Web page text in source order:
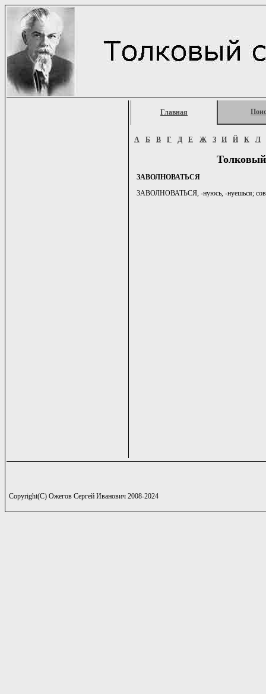
Главная
А Б В Г Д Е Ж З И Й К Л
ЗАВОЛНОВАТЬСЯ
ЗАВОЛНОВАТЬСЯ, -нуюсь, -нуешься; сов.
Copyright(C) Ожегов Сергей Иванович 2008-2024